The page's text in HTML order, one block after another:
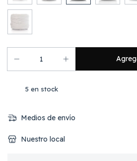
5 en stock
Medios de envío
Nuestro local